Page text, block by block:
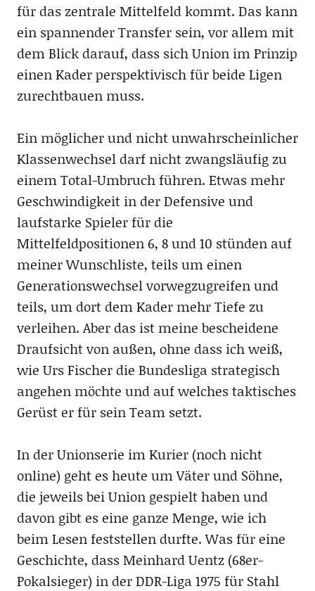
für das zentrale Mittelfeld kommt. Das kann
ein spannender Transfer sein, vor allem mit
dem Blick darauf, dass sich Union im Prinzip
einen Kader perspektivisch für beide Ligen
zurechtbauen muss.
Ein möglicher und nicht unwahrscheinlicher
Klassenwechsel darf nicht zwangsläufig zu
einem Total-Umbruch führen. Etwas mehr
Geschwindigkeit in der Defensive und
laufstarke Spieler für die
Mittelfeldpositionen 6, 8 und 10 stünden auf
meiner Wunschliste, teils um einen
Generationswechsel vorwegzugreifen und
teils, um dort dem Kader mehr Tiefe zu
verleihen. Aber das ist meine bescheidene
Draufsicht von außen, ohne dass ich weiß,
wie Urs Fischer die Bundesliga strategisch
angehen möchte und auf welches taktisches
Gerüst er für sein Team setzt.
In der Unionserie im Kurier (noch nicht
online) geht es heute um Väter und Söhne,
die jeweils bei Union gespielt haben und
davon gibt es eine ganze Menge, wie ich
beim Lesen feststellen durfte. Was für eine
Geschichte, dass Meinhard Uentz (68er-
Pokalsieger) in der DDR-Liga 1975 für Stahl